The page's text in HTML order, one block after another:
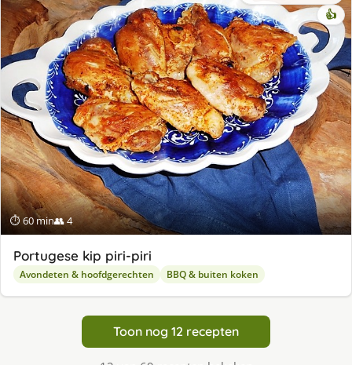
⏱ 60 min👥 4
👍
Portugese kip piri-piri
Avondeten & hoofdgerechten BBQ & buiten koken
Toon nog 12 recepten